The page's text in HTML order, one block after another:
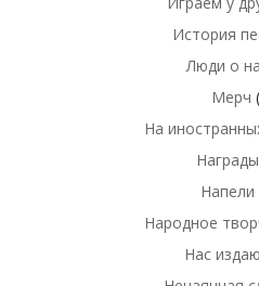
История
Люди о
Мерч
На
Награды
Напели
Народное
Нас